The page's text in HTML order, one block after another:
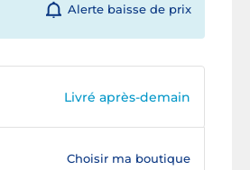
Alerte baisse de prix
Livré après-demain
Choisir ma boutique